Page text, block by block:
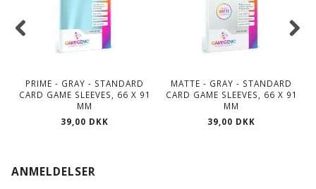
PRIME - GRAY - STANDARD
CARD GAME SLEEVES, 66 X 91
MM
39,00 DKK
MATTE - GRAY - STANDARD
CARD GAME SLEEVES, 66 X 91
MM
39,00 DKK
ANMELDELSER